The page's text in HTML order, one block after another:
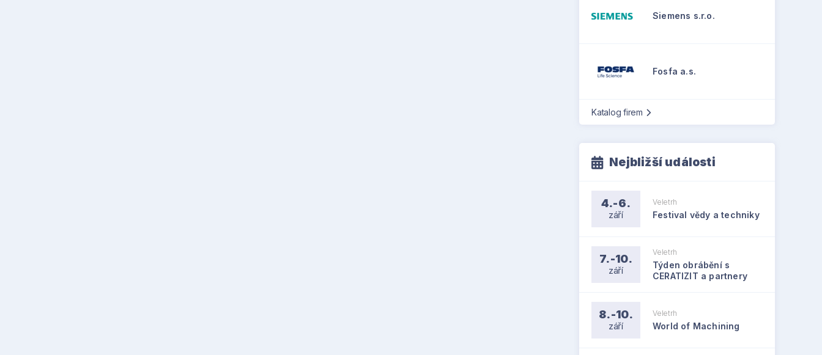
Siemens s.r.o.
Fosfa a.s.
Katalog firem
Nejbližší události
4.-6.
září
Veletrh
Festival vědy a techniky
7.-10.
září
Veletrh
Týden obrábění s
CERATIZIT a partnery
8.-10.
září
Veletrh
World of Machining